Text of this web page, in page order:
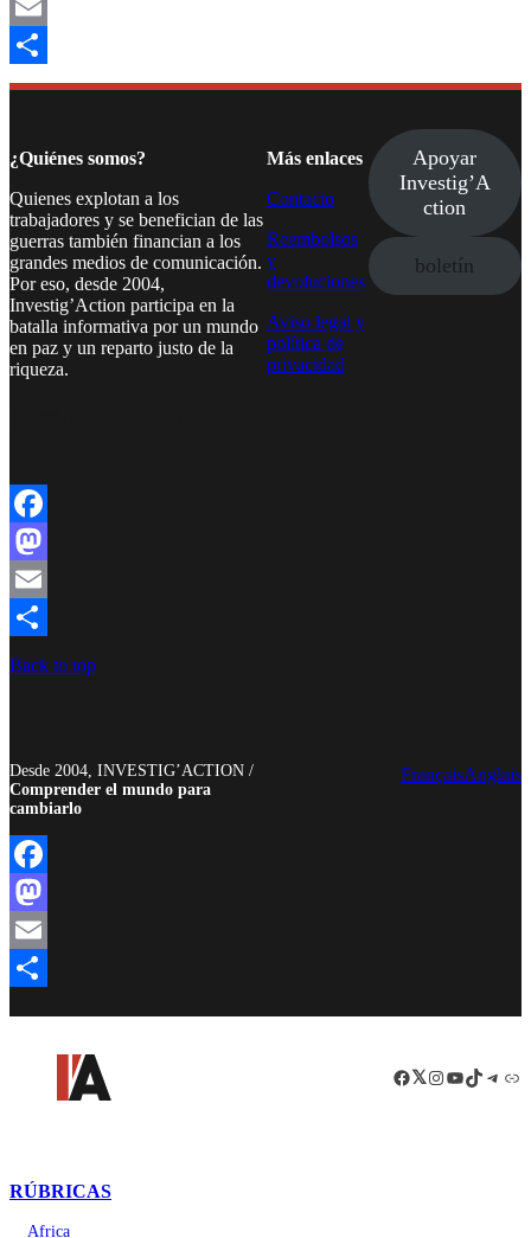
Mastodon
Email
Compartir
¿Quiénes somos?
Quienes explotan a los
trabajadores y se benefician de las
guerras también financian a los
grandes medios de comunicación.
Por eso, desde 2004,
Investig’Action participa en la
batalla informativa por un mundo
en paz y un reparto justo de la
riqueza.
Más enlaces
Contacto
Reembolsos
y
devoluciones
Aviso legal y
política de
privacidad
Apoyar
Investig’A
ction
boletín
Facebook
Mastodon
Email
Compartir
Back to top
Desde 2004, INVESTIG’ACTION /
Comprender el mundo para
cambiarlo
FrançaisAnglais
Facebook
Mastodon
Email
Facebook
LinkedIn
Instagram
YouTube
TikTok
RÚBRICAS
Africa